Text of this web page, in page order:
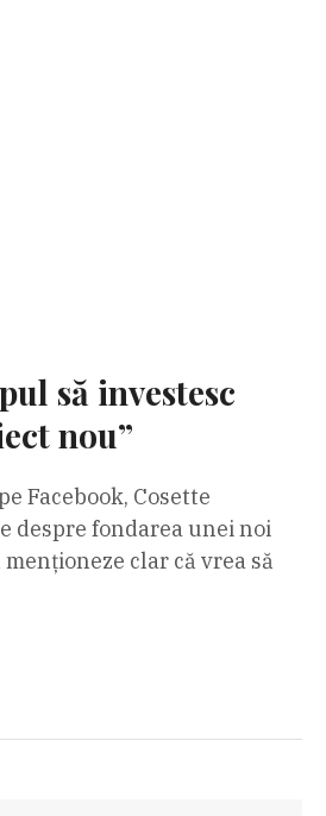
să investesc
nou”
Facebook, Cosette
despre fondarea unei noi
clar că vrea să